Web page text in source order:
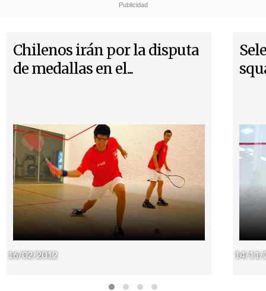
Chilenos irán por la disputa
de medallas en el...
16/02/2012 14/11/